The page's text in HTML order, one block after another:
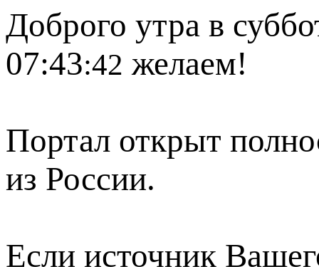
Доброго утра в
07:43:42 желаем!
Портал открыт
из России.
Если источник